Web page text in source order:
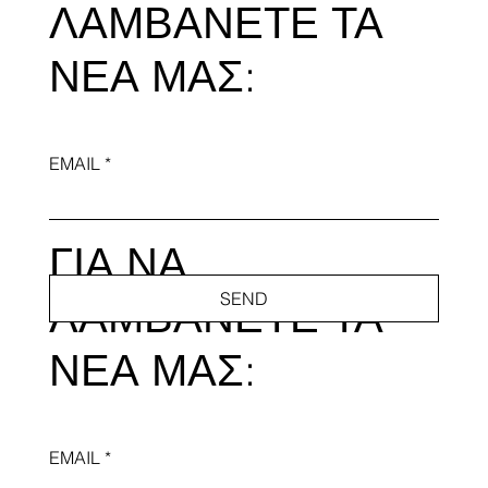
ΓΙΑ ΝΑ
ΛΑΜΒΑΝΕΤΕ ΤΑ
ΝΕΑ ΜΑΣ:
EMAIL
ΛΑΜΒΑΝΕΤΕ ΤΑ
ΝΕΑ ΜΑΣ:
EMAIL
SEND